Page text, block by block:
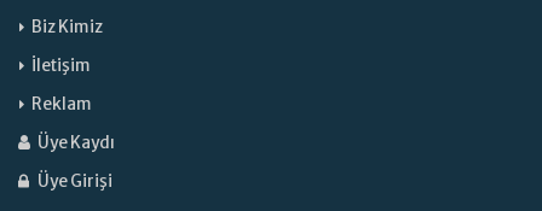
Biz Kimiz
İletişim
Reklam
Üye Kaydı
Üye Girişi